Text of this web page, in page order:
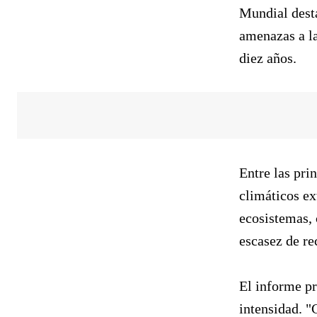
Mundial
amenazas a
diez años.
Entre las
climáticos
escasez de
El informe
intensidad.